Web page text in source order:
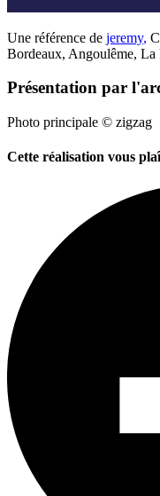
Une référence de jeremy,
Bordeaux, Angoulême, La
Présentation par
Photo principale © zigzag
Cette réalisation vous